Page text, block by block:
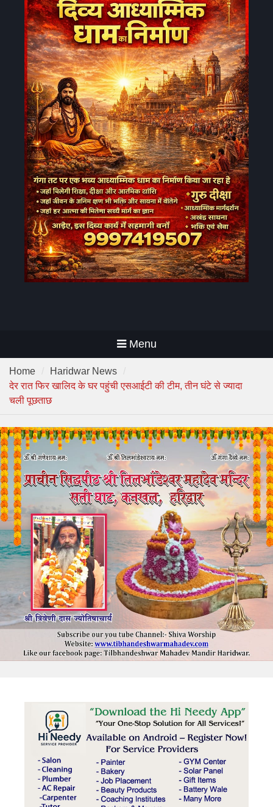
Menu
Home
Haridwar News
देर रात फिर खालिद के घर पहुंची एसआईटी की टीम, तीन घंटे से ज्यादा
चली पूछताछ